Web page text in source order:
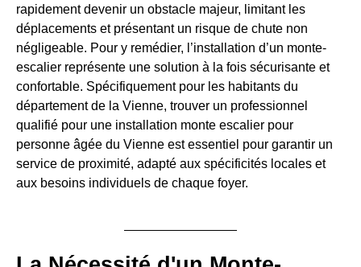
rapidement devenir un obstacle majeur, limitant les
déplacements et présentant un risque de chute non
négligeable. Pour y remédier, l’installation d’un monte-
escalier représente une solution à la fois sécurisante et
confortable. Spécifiquement pour les habitants du
département de la Vienne, trouver un professionnel
qualifié pour une installation monte escalier pour
personne âgée du Vienne est essentiel pour garantir un
service de proximité, adapté aux spécificités locales et
aux besoins individuels de chaque foyer.